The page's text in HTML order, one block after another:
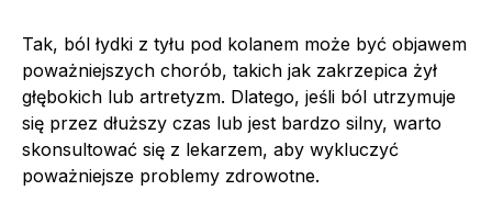
Tak, ból łydki z tyłu pod kolanem może być objawem
poważniejszych chorób, takich jak zakrzepica żył
głębokich lub artretyzm. Dlatego, jeśli ból utrzymuje
się przez dłuższy czas lub jest bardzo silny, warto
skonsultować się z lekarzem, aby wykluczyć
poważniejsze problemy zdrowotne.